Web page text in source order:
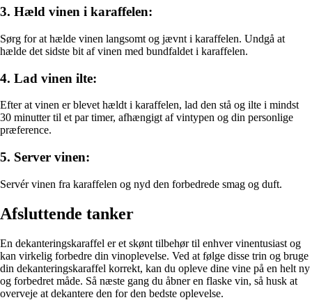
3. Hæld vinen i karaffelen:
Sørg for at hælde vinen langsomt og jævnt i karaffelen. Undgå at
hælde det sidste bit af vinen med bundfaldet i karaffelen.
4. Lad vinen ilte:
Efter at vinen er blevet hældt i karaffelen, lad den stå og ilte i mindst
30 minutter til et par timer, afhængigt af vintypen og din personlige
præference.
5. Server vinen:
Servér vinen fra karaffelen og nyd den forbedrede smag og duft.
Afsluttende tanker
En dekanteringskaraffel er et skønt tilbehør til enhver vinentusiast og
kan virkelig forbedre din vinoplevelse. Ved at følge disse trin og bruge
din dekanteringskaraffel korrekt, kan du opleve dine vine på en helt ny
og forbedret måde. Så næste gang du åbner en flaske vin, så husk at
overveje at dekantere den for den bedste oplevelse.